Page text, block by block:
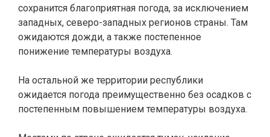
сохранится благоприятная погода, за исключением
западных, северо-западных регионов страны. Там
ожидаются дожди, а также постепенное
понижение температуры воздуха.
На остальной же территории республики
ожидается погода преимущественно без осадков с
постепенным повышением температуры воздуха.